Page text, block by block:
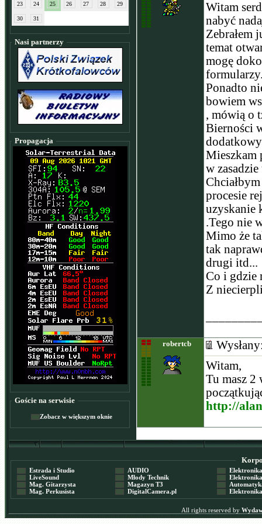
23 24 25 26 27 28 29
30 31
Nasi partnerzy
Propagacja
Goście na serwisie
Zobacz w większym oknie
Witam
nabyć
Zebrałem
temat
mogę
Ponadto
bowiem
, mówią o
Bierności
Mieszkam
w
procesie
uzyskanie
.Tego nie
Mimo że
tak
drugi itd...
Co i gdzie
Z
robertcb
Witam,
Tu masz 2
http://
Estrada i Studio
LiveSound
Mag. Gitarzysta
Mag. Perkusista
AUDIO
Młody Technik
Magazyn T3
DigitalCamera.pl
Elektronika
Elektronika
Automatyka
Elektronika
All rights reserved by